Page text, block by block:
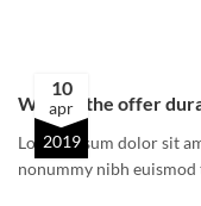
10
apr
2019
What is the offer
Lorem ipsum dolor sit
nonummy nibh